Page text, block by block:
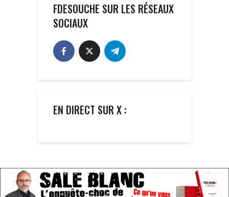
FDESOUCHE SUR LES RÉSEAUX
SOCIAUX
EN DIRECT SUR X :